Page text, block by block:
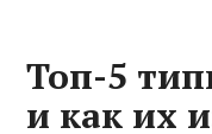
Топ-5
и как их